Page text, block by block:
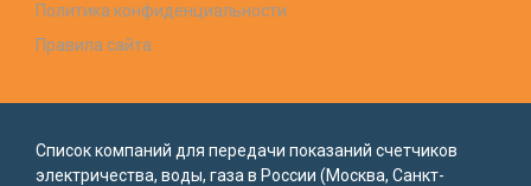
Политика конфиденциальности
Правила сайта
Список компаний для передачи показаний счетчиков
электричества, воды, газа в России (Москва, Санкт-